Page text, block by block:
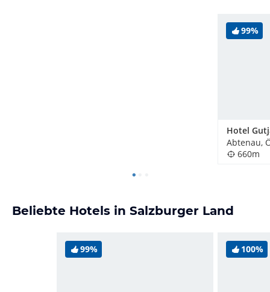
99%
Hotel
Abtenau,
660m
Beliebte Hotels in Salzburger Land
99% 100%